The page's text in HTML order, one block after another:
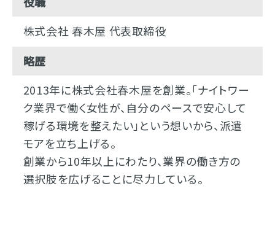
株式会社 春木屋 代表取締役
略歴
2013年に株式会社春木屋を創業。「ナイトワー
ク業界で働く女性が、自分のペースで安心して
稼げる環境を整えたい」という想いから、派遣
モアを立ち上げる。
創業から10年以上にわたり、業界の働き方の
選択肢を広げることに尽力している。